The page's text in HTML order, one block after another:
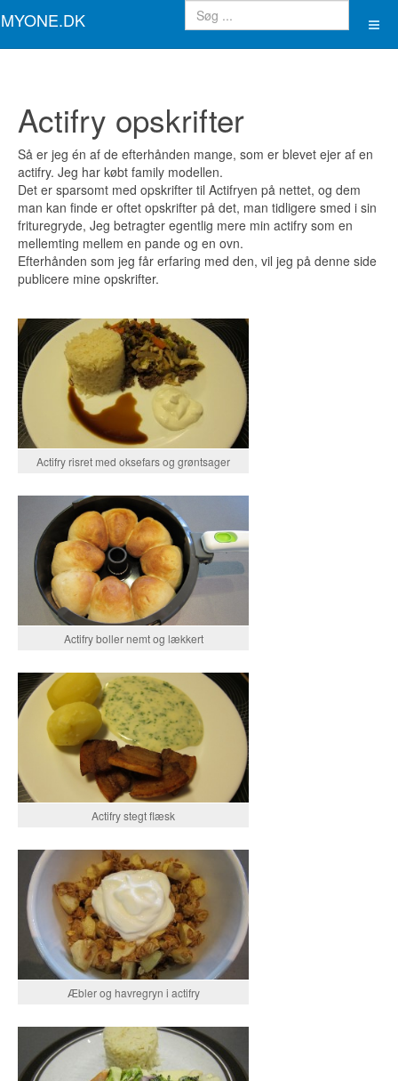
MYONE.DK
Actifry opskrifter
Så er jeg én af de efterhånden mange, som er blevet ejer af en
actifry. Jeg har købt family modellen.
Det er sparsomt med opskrifter til Actifryen på nettet, og dem
man kan finde er oftet opskrifter på det, man tidligere smed i sin
frituregryde, Jeg betragter egentlig mere min actifry som en
mellemting mellem en pande og en ovn.
Efterhånden som jeg får erfaring med den, vil jeg på denne side
publicere mine opskrifter.
Actifry risret med oksefars og grøntsager
Actifry boller nemt og lækkert
Actifry stegt flæsk
Æbler og havregryn i actifry